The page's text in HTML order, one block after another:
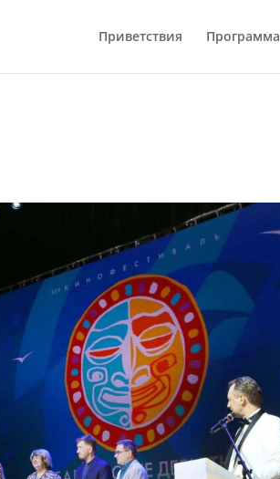
Приветствия Программа